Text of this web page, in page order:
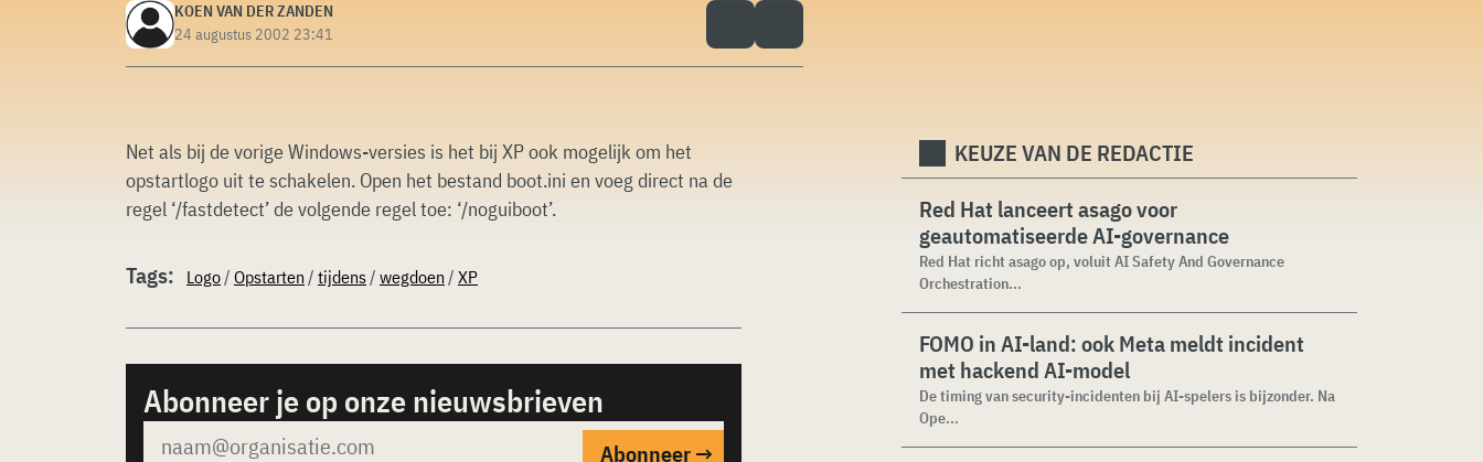
KOEN VAN DER ZANDEN
24 augustus 2002 23:41
Net als bij de vorige Windows-versies is het bij XP ook mogelijk om het
opstartlogo uit te schakelen. Open het bestand boot.ini en voeg direct na de
regel ‘/fastdetect’ de volgende regel toe: ‘/noguiboot’.
Tags: Logo/ Opstarten / tijdens/ wegdoen / XP
Abonneer je op onze nieuwsbrieven
KEUZE VAN DE REDACTIE
Red Hat lanceert asago voor
geautomatiseerde AI-governance
Red Hat richt asago op, voluit AI Safety And Governance
Orchestration...
FOMO in AI-land: ook Meta meldt incident
met hackend AI-model
De timing van security-incidenten bij AI-spelers is bijzonder. Na
Ope...